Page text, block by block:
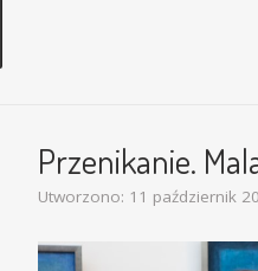
Przenikanie.
Utworzono: 11 październik